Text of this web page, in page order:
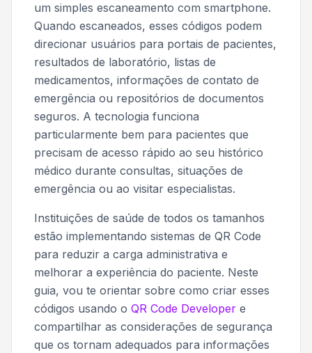
um simples escaneamento com smartphone.
Quando escaneados, esses códigos podem
direcionar usuários para portais de pacientes,
resultados de laboratório, listas de
medicamentos, informações de contato de
emergência ou repositórios de documentos
seguros. A tecnologia funciona
particularmente bem para pacientes que
precisam de acesso rápido ao seu histórico
médico durante consultas, situações de
emergência ou ao visitar especialistas.
Instituições de saúde de todos os tamanhos
estão implementando sistemas de QR Code
para reduzir a carga administrativa e
melhorar a experiência do paciente. Neste
guia, vou te orientar sobre como criar esses
códigos usando o QR Code Developer e
compartilhar as considerações de segurança
que os tornam adequados para informações